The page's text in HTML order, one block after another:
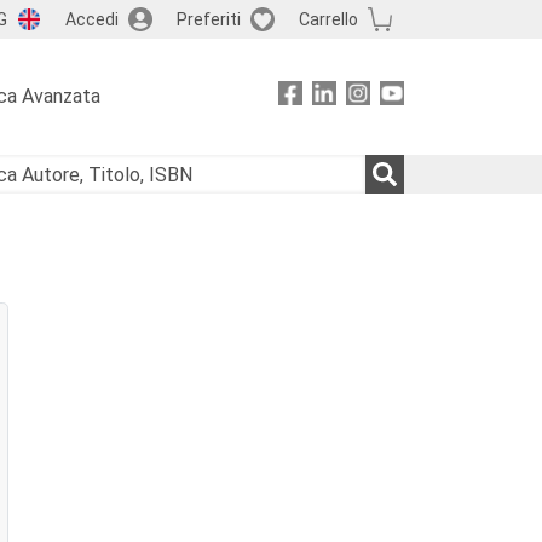
Accedi Preferiti Carrello
Avanzata